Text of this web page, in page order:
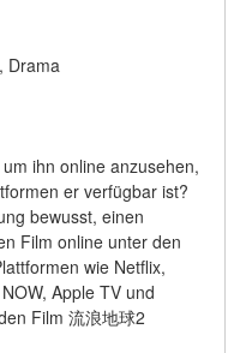
Drama
ihn online anzusehen,
er verfügbar ist?
bewusst, einen
Film online unter den
wie Netflix,
Apple TV und
Film 流浪地球2